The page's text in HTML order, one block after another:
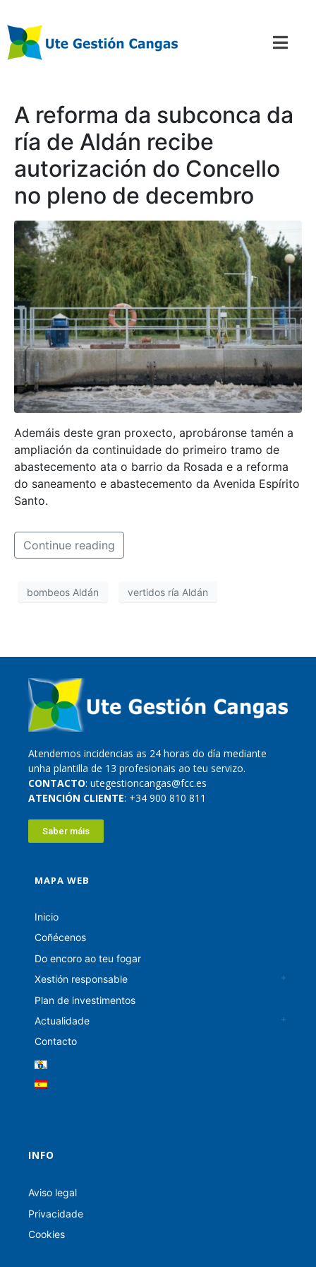
A reforma da subconca da
ría de Aldán recibe
autorización do Concello
no pleno de decembro
Ademáis deste gran proxecto, aprobáronse tamén a
ampliación da continuidade do primeiro tramo de
abastecemento ata o barrio da Rosada e a reforma
do saneamento e abastecemento da Avenida Espírito
Santo.
Continue reading
bombeos Aldán vertidos ría Aldán
Atendemos incidencias as 24 horas do día mediante
unha plantilla de 13 profesionais ao teu servizo.
CONTACTO: utegestioncangas@fcc.es
ATENCIÓN CLIENTE: +34 900 810 811
Saber máis
MAPA WEB
Inicio
Coñécenos
Do encoro ao teu fogar
Xestión responsable
Plan de investimentos
Actualidade
Contacto
INFO
Aviso legal
Privacidade
Cookies